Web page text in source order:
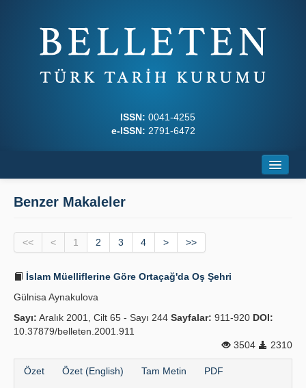
ISSN: 0041-4255
e-ISSN: 2791-6472
Dergi Kurulları
Yazım Kuralları
İlkeler
Yayın Politikaları
Benzer Makaleler
<< < 1 2 3 4 > >>
İslam Müelliflerine Göre Ortaçağ'da Oş Şehri
Gülnisa Aynakulova
Sayı: Aralık 2001, Cilt 65 - Sayı 244 Sayfalar: 911-920 DOI:
10.37879/belleten.2001.911
3504
2310
Özet Özet (English) Tam Metin PDF